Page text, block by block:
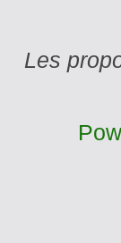
Les